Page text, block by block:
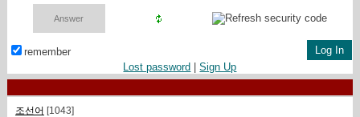
remember
Lost password |Sign Up
조선어 [1043]